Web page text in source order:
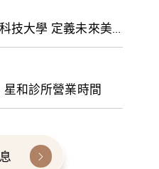
技大學 定義未來美
學產學共育模式 串
和診所營業時間